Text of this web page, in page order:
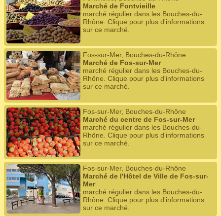
Marché de Fontvieille
marché régulier dans les Bouches-du-
Rhône. Clique pour plus d'informations
sur ce marché.
Fos-sur-Mer, Bouches-du-Rhône
Marché de Fos-sur-Mer
marché régulier dans les Bouches-du-
Rhône. Clique pour plus d'informations
sur ce marché.
Fos-sur-Mer, Bouches-du-Rhône
Marché du centre de Fos-sur-Mer
marché régulier dans les Bouches-du-
Rhône. Clique pour plus d'informations
sur ce marché.
Fos-sur-Mer, Bouches-du-Rhône
Marché de l'Hôtel de Ville de Fos-sur-
Mer
marché régulier dans les Bouches-du-
Rhône. Clique pour plus d'informations
sur ce marché.